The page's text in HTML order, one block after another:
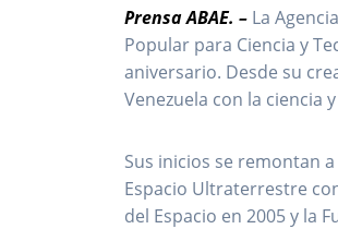
Prensa ABAE. – La
Popular para Ciencia y
aniversario. Desde su
Venezuela con la ciencia
Sus inicios se remontan
Espacio Ultraterrestre
del Espacio en 2005 y la